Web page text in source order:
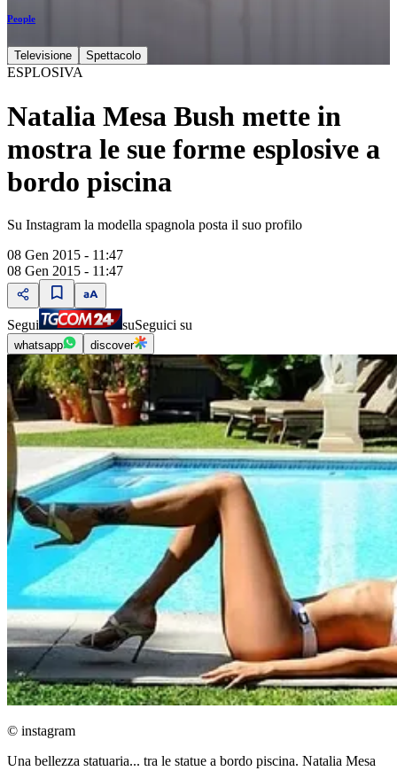
People
Televisione Spettacolo
ESPLOSIVA
Natalia Mesa Bush mette in
mostra le sue forme esplosive a
bordo piscina
Su Instagram la modella spagnola posta il suo profilo
08 Gen 2015 - 11:47
08 Gen 2015 - 11:47
Segui suSeguici su
whatsapp discover
© instagram
Una bellezza statuaria... tra le statue a bordo piscina. Natalia Mesa